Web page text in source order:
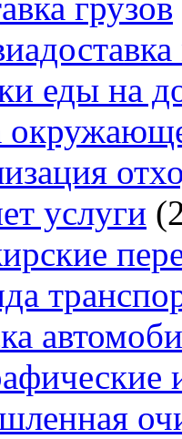
еды на
услуги